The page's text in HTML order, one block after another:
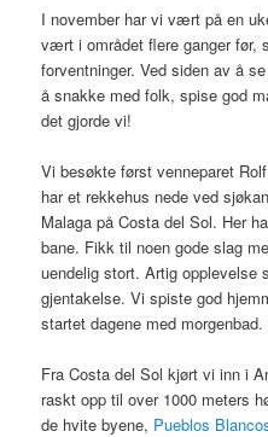
I november har vi vært på en
vært i området flere ganger før,
forventninger. Ved siden av å
å snakke med folk, spise god
det gjorde vi!
Vi besøkte først venneparet
har et rekkehus nede ved
Malaga på Costa del Sol. Her
bane. Fikk til noen gode slag
uendelig stort. Artig opplevelse
gjentakelse. Vi spiste god
startet dagene med morgenbad.
Fra Costa del Sol kjørt vi inn i
raskt opp til over 1000 meters
de hvite byene, Pueblos